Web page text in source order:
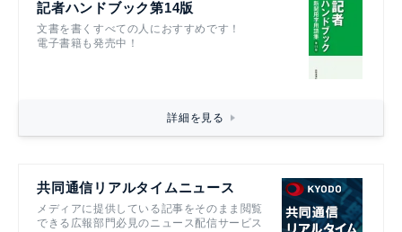
記者ハンドブック第14版
文書を書くすべての人におすすめです！
電子書籍も発売中！
詳細を見る
共同通信リアルタイムニュース
メディアに提供している記事をそのまま閲覧
できる広報部門必見のニュース配信サービス